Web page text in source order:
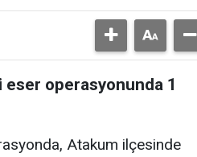
operasyonunda 1
Atakum ilçesinde